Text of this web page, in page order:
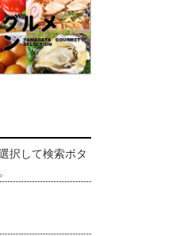
択して検索ボタ